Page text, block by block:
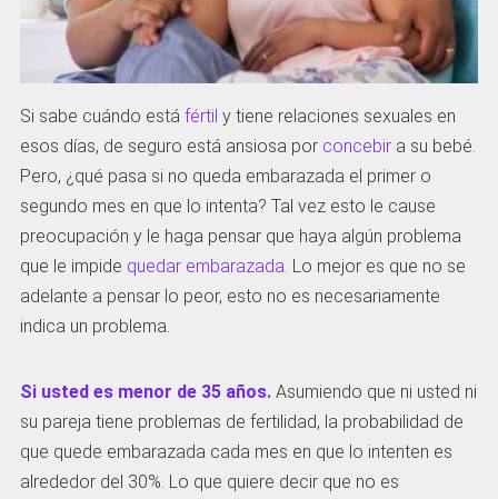
Si sabe cuándo está fértil y tiene relaciones sexuales en
esos días, de seguro está ansiosa por concebira su bebé.
Pero, ¿qué pasa si no queda embarazada el primer o
segundo mes en que lo intenta? Tal vez esto le cause
preocupación y le haga pensar que haya algún problema
que le impide quedar embarazada. Lo mejor es que no se
adelante a pensar lo peor, esto no es necesariamente
indica un problema.
Si usted es menor de 35 años.Asumiendo que ni usted ni
su pareja tiene problemas de fertilidad, la probabilidad de
que quede embarazada cada mes en que lo intenten es
alrededor del 30%. Lo que quiere decir que no es